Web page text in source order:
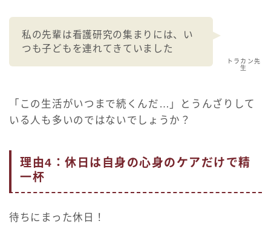
トラカン先
生
私の先輩は看護研究の集まりには、い
つも子どもを連れてきていました
「この生活がいつまで続くんだ…」とうんざりして
いる人も多いのではないでしょうか？
理由4：休日は自身の心身のケアだけで精
一杯
待ちにまった休日！